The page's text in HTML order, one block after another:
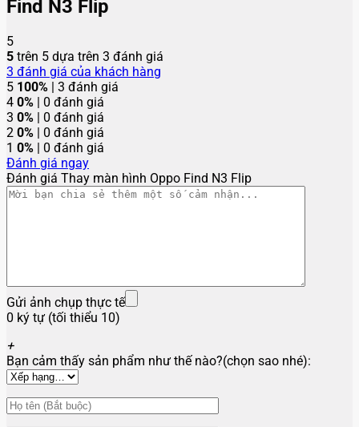
Find N3 Flip
5
5 trên 5 dựa trên 3 đánh giá
3 đánh giá của khách hàng
5 100% | 3 đánh giá
4 0% | 0 đánh giá
3 0% | 0 đánh giá
2 0% | 0 đánh giá
1 0% | 0 đánh giá
Đánh giá ngay
Đánh giá Thay màn hình Oppo Find N3 Flip
Gửi ảnh chụp thực tế
0 ký tự (tối thiểu 10)
+
Bạn cảm thấy sản phẩm như thế nào?(chọn sao nhé):